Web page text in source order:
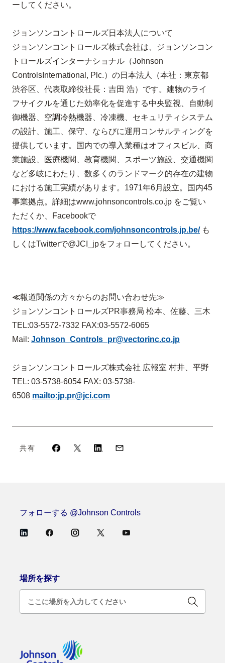
ーしてください。
ジョンソンコントロールズ日本法人について
ジョンソンコントロールズ株式会社は、ジョンソンコン
トロールズインターナショナル（Johnson
Controls International, Plc.）の日本法人（本社： 東京都
渋谷区、 代表取締役社長：吉田 浩）です。建物のライ
フサイクルを通じた効率化を促進する中央監視、自動制
御機器、空調冷熱機器、冷凍機、セキュリティシステム
の設計、施工、保守、ならびに運用コンサルティングを
提供しています。国内での導入業種はオフィスビル、商
業施設、医療機関、教育機関、スポーツ施設、交通機関
など多岐にわたり、数多くのランドマーク的存在の建物
における施工実績があります。 1971年6月設立。国内45
事業拠点。詳細はwww.johnsoncontrols.co.jp をご覧い
ただくか、
Facebookで
https://www.facebook.com/johnsoncontrols.jp.be/も
しくはTwitterで@JCI_jpをフォローしてください。
≪報道関係の方々からのお問い合わせ先≫
ジョンソンコントロールズPR事務局 松本、佐藤、三木
TEL:03-5572-7332 FAX:03-5572-6065
Mail: Johnson_Controls_pr@vectorinc.co.jp
ジョンソンコントロールズ株式会社 広報室 村井、平野
TEL: 03-5738-6054 FAX: 03-5738-
6508 mailto:jp.pr@jci.com
共有
フォローする @Johnson Controls
場所を探す